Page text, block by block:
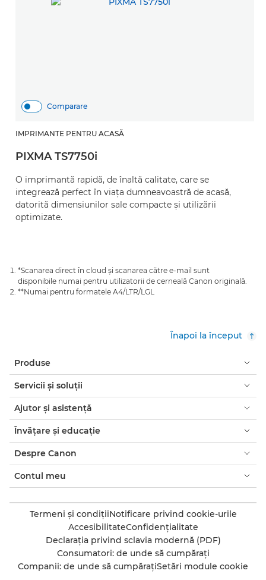
Comparare
IMPRIMANTE PENTRU ACASĂ
PIXMA TS7750i
O imprimantă rapidă, de înaltă calitate, care se
integrează perfect în viaţa dumneavoastră de acasă,
datorită dimensiunilor sale compacte şi utilizării
optimizate.
*Scanarea direct în cloud şi scanarea către e-mail sunt
disponibile numai pentru utilizatorii de cerneală Canon originală.
**Numai pentru formatele A4/LTR/LGL
Înapoi la început
Produse
Servicii şi soluţii
Ajutor şi asistenţă
Învăţare şi educaţie
Despre Canon
Contul meu
Termeni şi condiţiiNotificare privind cookie-urile
AccesibilitateConfidenţialitate
Declaraţia privind sclavia modernă (PDF)
Consumatori: de unde să cumpăraţi
Companii: de unde să cumpăraţiSetări module cookie